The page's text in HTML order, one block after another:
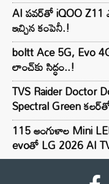
AI పవర్‌తో iQOO Z11
ఇచ్చిన కంపెనీ.!
boltt Ace 5G, Evo
లాంచ్‌కు సిద్ధం..!
TVS Raider
Spectral Green
115 అంగుళాల Mini
evoతో LG 2026 AI